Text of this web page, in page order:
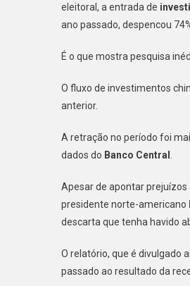
eleitoral, a entrada de
ano passado, despencou
É o que mostra pesquisa
O fluxo de investimentos
anterior.
A retração no período foi
dados do Banco Central
Apesar de apontar
presidente norte-americano
descarta que tenha havido
O relatório, que é divulgado
passado ao resultado da